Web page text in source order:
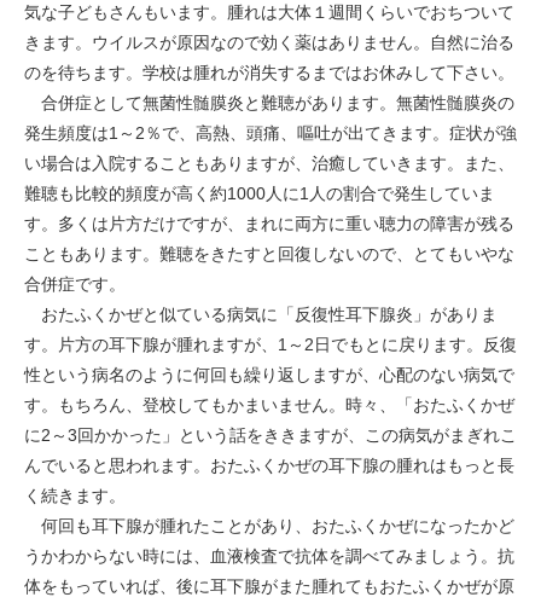
気な子どもさんもいます。腫れは大体１週間くらいでおちついて
きます。ウイルスが原因なので効く薬はありません。自然に治る
のを待ちます。学校は腫れが消失するまではお休みして下さい。
合併症として無菌性髄膜炎と難聴があります。無菌性髄膜炎の
発生頻度は1～2％で、高熱、頭痛、嘔吐が出てきます。症状が強
い場合は入院することもありますが、治癒していきます。また、
難聴も比較的頻度が高く約1000人に1人の割合で発生していま
す。多くは片方だけですが、まれに両方に重い聴力の障害が残る
こともあります。難聴をきたすと回復しないので、とてもいやな
合併症です。
おたふくかぜと似ている病気に「反復性耳下腺炎」がありま
す。片方の耳下腺が腫れますが、1～2日でもとに戻ります。反復
性という病名のように何回も繰り返しますが、心配のない病気で
す。もちろん、登校してもかまいません。時々、「おたふくかぜ
に2～3回かかった」という話をききますが、この病気がまぎれこ
んでいると思われます。おたふくかぜの耳下腺の腫れはもっと長
く続きます。
何回も耳下腺が腫れたことがあり、おたふくかぜになったかど
うかわからない時には、血液検査で抗体を調べてみましょう。抗
体をもっていれば、後に耳下腺がまた腫れてもおたふくかぜが原